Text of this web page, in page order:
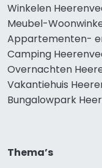
Winkelen
Meubel-
Appartementen-
Camping
Overnachten
Vakantiehuis
Bungalowpark
Thema’s